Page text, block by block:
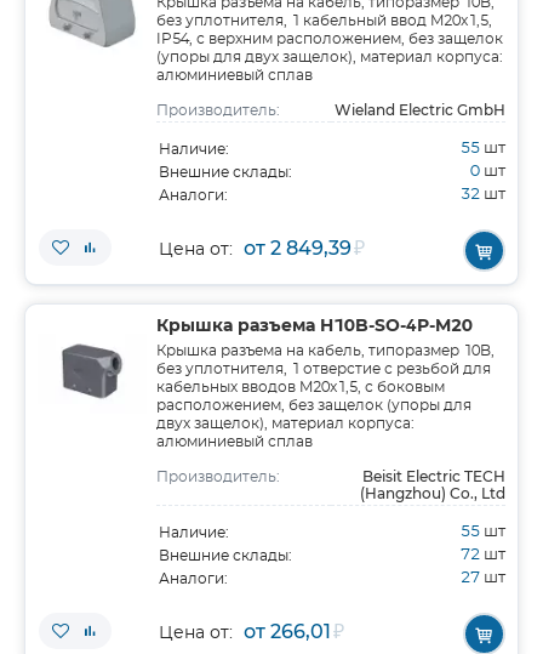
без уплотнителя, 1 кабельный ввод M20x1,5,
IP54, с верхним расположением, без защелок
(упоры для двух защелок), материал корпуса:
алюминиевый сплав
Производитель: Wieland Electric GmbH
Наличие: 55 шт
Внешние склады: 0 шт
Аналоги: 32 шт
Цена от: от 2 849,39₽
Крышка разъема H10B-SO-4P-M20
Крышка разъема на кабель, типоразмер 10B,
без уплотнителя, 1 отверстие с резьбой для
кабельных вводов M20x1,5, с боковым
расположением, без защелок (упоры для
двух защелок), материал корпуса:
алюминиевый сплав
Производитель:
Beisit Electric TECH
(Hangzhou) Co., Ltd
Наличие: 55 шт
Внешние склады: 72 шт
Аналоги: 27 шт
Цена от: от 266,01₽